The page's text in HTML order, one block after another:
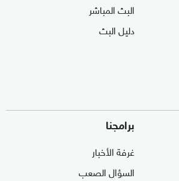
البث المباشر
دليل البث
برامجنا
غرفة الأخبار
السؤال الصعب